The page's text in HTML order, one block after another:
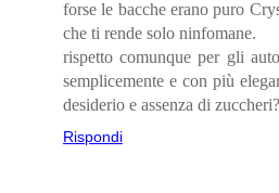
forse le bacche erano puro
che ti rende solo ninfomane.
rispetto comunque per gli
semplicemente e con più
desiderio e assenza di zuccheri?
Rispondi